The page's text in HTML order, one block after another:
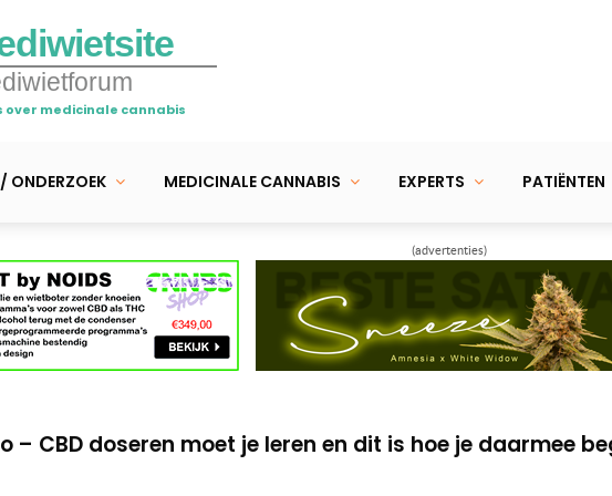
over medicinale cannabis
ONDERZOEK MEDICINALE CANNABIS EXPERTS PATIËNTEN
(advertenties)
– Zoveel CBD kan je per dag nemen
– Zo maak je thuis cannabiszalf
– Zoveel CBD kan je per dag nemen